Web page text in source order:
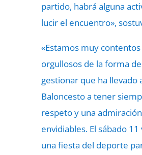
partido, habrá alguna
lucir el encuentro»,
«Estamos muy
orgullosos de la forma
gestionar que ha llevado
Baloncesto a tener
respeto y una admiración
envidiables. El sábado 11
una fiesta del deporte